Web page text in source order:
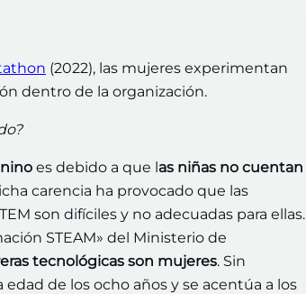
(2022), las mujeres experimentan
dentro de la organización.
es debido a que las niñas no cuentan
carencia ha provocado que las
son difíciles y no adecuadas para ellas.
STEAM» del Ministerio de
tecnológicas son mujeres. Sin
de los ocho años y se acentúa a los